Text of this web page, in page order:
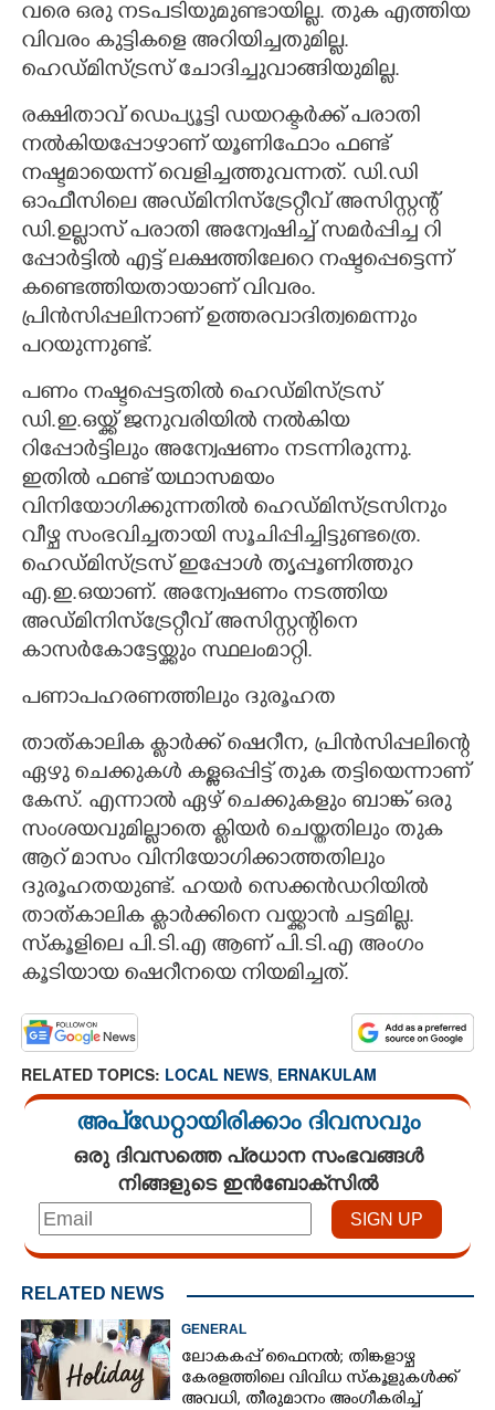
വരെ ഒരു നടപടിയുമുണ്ടായില്ല. തുക എത്തിയ
വിവരം കുട്ടികളെ അറിയിച്ചതുമില്ല.
ഹെഡ്മിസ്ട്രസ് ചോദിച്ചുവാങ്ങിയുമില്ല.
രക്ഷിതാവ് ഡെപ്യൂട്ടി ഡയറക്ടർക്ക് പരാതി
നൽകിയപ്പോഴാണ് യൂണി​ഫോം ഫണ്ട്
നഷ്ടമായെന്ന് വെളി​ച്ചത്തുവന്നത്. ഡി​.ഡി​
ഓഫീസി​ലെ അഡ്മിനിസ്ട്രേറ്റീവ് അസിസ്റ്റന്റ്
ഡി.ഉല്ലാസ് പരാതി​ അന്വേഷിച്ച് സമർപ്പി​ച്ച റി​
പ്പോർട്ടിൽ​ എട്ട് ലക്ഷത്തിലേറെ നഷ്ടപ്പെട്ടെന്ന്
കണ്ടെത്തി​യതായാണ് വി​വരം.
പ്രിൻസിപ്പലിനാണ് ഉത്തരവാദിത്വമെന്നും
പറയുന്നുണ്ട്.
പണം നഷ്ടപ്പെട്ടതി​ൽ ഹെഡ്മിസ്ട്രസ്
ഡി.ഇ.ഒയ്ക്ക് ജനുവരിയിൽ നൽകിയ
റിപ്പോർട്ടിലും അന്വേഷണം നടന്നിരുന്നു.
ഇതിൽ ഫണ്ട് യഥാസമയം
വിനിയോഗിക്കുന്നതിൽ ഹെഡ്മിസ്ട്രസിനും
വീഴ്ച സംഭവിച്ചതായി സൂചിപ്പിച്ചിട്ടുണ്ടത്രെ.
ഹെഡ്മിസ്ട്രസ് ഇപ്പോൾ തൃപ്പൂണിത്തുറ
എ.ഇ.ഒയാണ്. അന്വേഷണം നടത്തിയ
അഡ്മിനിസ്ട്രേറ്റീവ് അസിസ്റ്റന്റിനെ
കാസർകോട്ടേയ്ക്കും സ്ഥലംമാറ്റി.
പണാപഹരണത്തിലും ദുരൂഹത
താത്കാലി​ക ക്ളാർക്ക് ഷെറീന,​ പ്രിൻസിപ്പലിന്റെ
ഏഴു ചെക്കുകൾ കള്ളഒപ്പിട്ട് തുക തട്ടിയെന്നാണ്
കേസ്. എന്നാൽ ഏഴ് ചെക്കുകളും ബാങ്ക് ഒരു
സംശയവുമില്ലാതെ ക്ളിയർ ചെയ്തതിലും തുക
ആറ് മാസം വിനിയോഗിക്കാത്തതിലും
ദുരൂഹതയുണ്ട്. ഹയർ സെക്കൻഡറിയിൽ
താത്കാലിക ക്ളാർക്കിനെ വയ്ക്കാൻ ചട്ടമില്ല.
സ്കൂളിലെ പി.ടി.എ ആണ് പി.ടി.എ അംഗം
കൂടിയായ ഷെറീനയെ നിയമിച്ചത്.
RELATED TOPICS: LOCAL NEWS, ERNAKULAM
അപ്ഡേറ്റായിരിക്കാം ദിവസവും
ഒരു ദിവസത്തെ പ്രധാന സംഭവങ്ങൾ
നിങ്ങളുടെ ഇൻബോക്സിൽ
RELATED NEWS
GENERAL
ലോകകപ്പ് ഫെെനൽ; തിങ്കളാഴ്ച
കേരളത്തിലെ വിവിധ സ്കൂളുകൾക്ക്
അവധി, തീരുമാനം അംഗീകരിച്ച്